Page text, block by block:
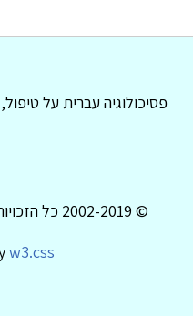
פסיכולוגיה עברית על טיפול,
© 2002-2019 כל הזכויות שמורות לפסיכולוגיה עברית
w3.css